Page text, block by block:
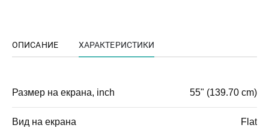
ОПИСАНИЕ ХАРАКТЕРИСТИКИ
Размер на екрана, inch 55" (139.70 cm)
Вид на екрана Flat